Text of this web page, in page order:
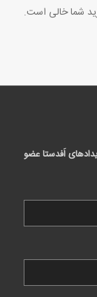
شما خالی است.
اَفدستا عضو